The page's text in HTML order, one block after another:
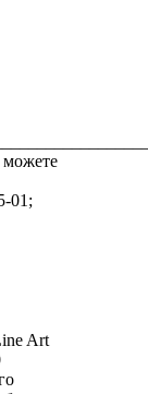
01;
Art